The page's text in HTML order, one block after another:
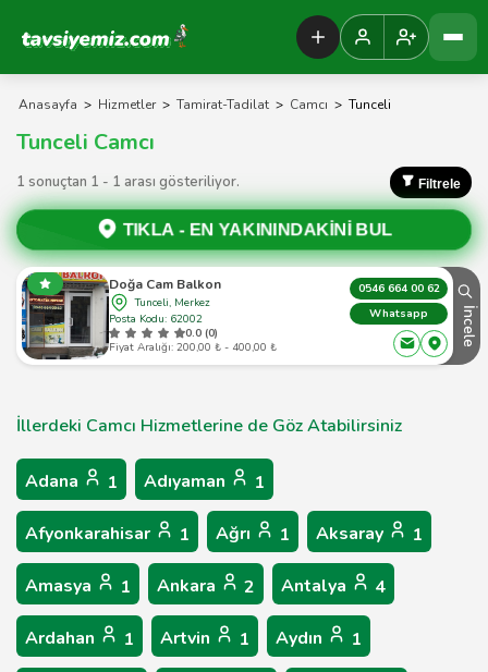
Tavsiyemiz Anasayfa
Anasayfa > Hizmetler > Tamirat-Tadilat > Camcı > Tunceli
Tunceli Camcı
1 sonuçtan 1 - 1 arası gösteriliyor. Filtrele
TIKLA - EN YAKININDAKİNİ BUL
Doğa Cam Balkon
Tunceli, Merkez
Posta Kodu: 62002
0.0 (0)
Fiyat Aralığı: 200,00 ₺ - 400,00 ₺
0546 664 00 62
Whatsapp
İncele
İllerdeki Camcı Hizmetlerine de Göz Atabilirsiniz
Adana 1 Adıyaman 1
Afyonkarahisar 1 Ağrı 1 Aksaray 1
Amasya 1 Ankara 2 Antalya 4
Ardahan 1 Artvin 1 Aydın 1